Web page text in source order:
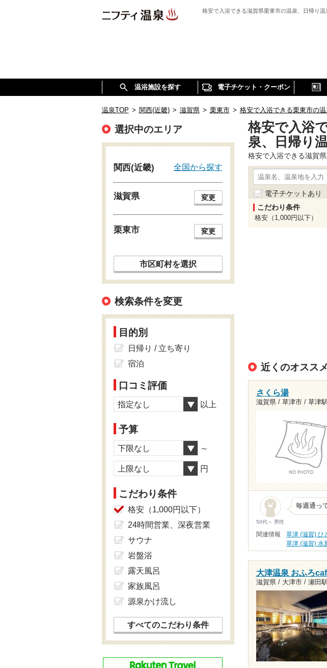
格安で入浴できる滋賀県栗東市の温泉、日帰り
温浴施設を探す 電子チケット・クーポン
温泉TOP > 関西(近畿) > 滋賀県 > 栗東市 > 格安で入浴できる栗東市の
格安で入浴
泉、日帰り
格安で入浴できる滋賀
電子チケットあり
こだわり条件
格安（1,000円以下）
近くのオスス
さくら湯
滋賀県 / 草津市 / 草津
50代～ 男性
毎週通っ
関連情報 草津 (滋賀) ひ
草津 (滋賀) 水
大津温泉 おふろ
滋賀県 / 大津市 / 瀬田
選択中のエリア
関西(近畿) 全国から探す
滋賀県 変更
栗東市 変更
市区町村を選択
検索条件を変更
目的別
日帰り / 立ち寄り
宿泊
口コミ評価
指定なし 以上
予算
下限なし ～
上限なし 円
こだわり条件
格安（1,000円以下）
24時間営業、深夜営業
サウナ
岩盤浴
露天風呂
家族風呂
源泉かけ流し
すべてのこだわり条件